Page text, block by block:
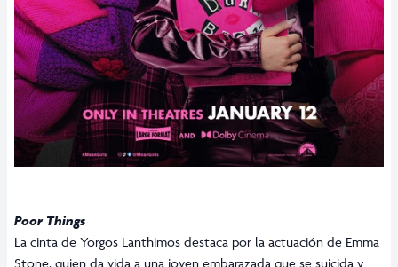
Poor Things
La cinta de Yorgos Lanthimos destaca por la actuación de Emma
Stone, quien da vida a una joven embarazada que se suicida y